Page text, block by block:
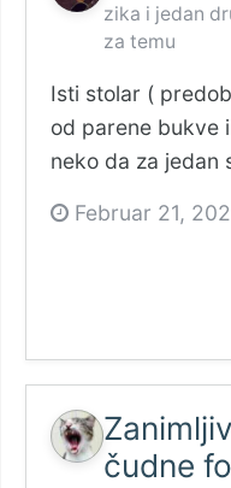
zika i jedan
za temu
Isti stolar (
od parene bukve
neko da za jedan
Februar 21,
čudne